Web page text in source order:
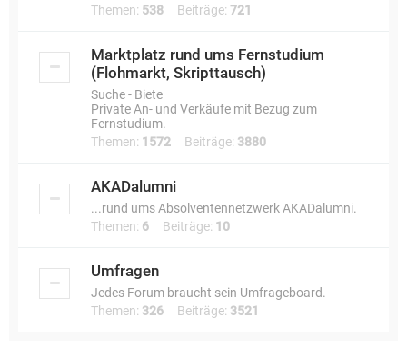
Themen: 538 Beiträge: 721
Marktplatz rund ums Fernstudium
(Flohmarkt, Skripttausch)
Suche - Biete
Private An- und Verkäufe mit Bezug zum
Fernstudium.
Themen: 1572 Beiträge: 3880
AKADalumni
...rund ums Absolventennetzwerk AKADalumni.
Themen: 6 Beiträge: 10
Umfragen
Jedes Forum braucht sein Umfrageboard.
Themen: 326 Beiträge: 3521